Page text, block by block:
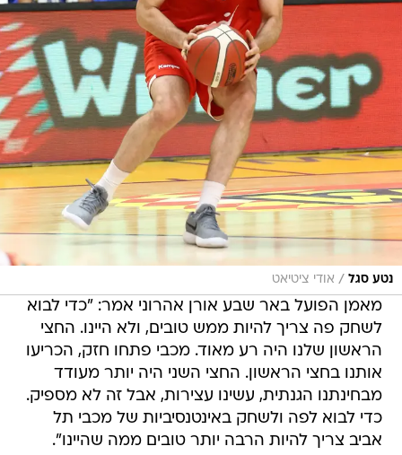
נטע סגל / אודי ציטיאט
מאמן הפועל באר שבע אורן אהרוני אמר: "כדי לבוא
לשחק פה צריך להיות ממש טובים, ולא היינו. החצי
הראשון שלנו היה רע מאוד. מכבי פתחו חזק, הכריעו
אותנו בחצי הראשון. החצי השני היה יותר מעודד
מבחינתנו הגנתית, עשינו עצירות, אבל זה לא מספיק.
כדי לבוא לפה ולשחק באינטנסיביות של מכבי תל
אביב צריך להיות הרבה יותר טובים ממה שהיינו".